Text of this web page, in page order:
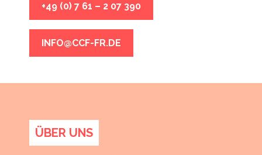
+49 (0) 7 61 – 2 07 390
INFO@CCF-FR.DE
ÜBER UNS